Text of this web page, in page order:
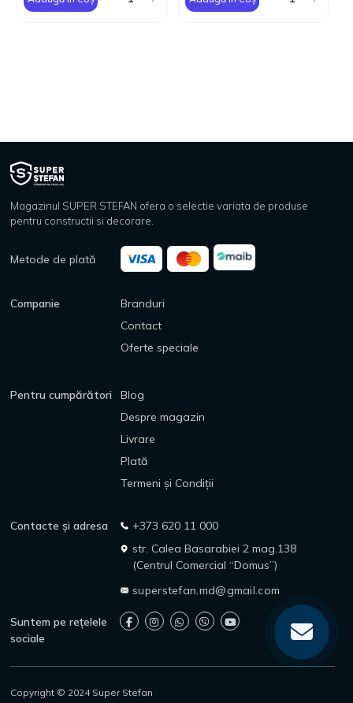
Magazinul SUPER STEFAN ofera o selectie variata de produse
pentru constructii si decorare.
Metode de plată
Companie
Branduri
Contact
Oferte speciale
Pentru cumpărători
Blog
Despre magazin
Livrare
Plată
Termeni și Condiții
Contacte și adresa
+373 620 11 000
str. Calea Basarabiei 2 mag.138
(Centrul Comercial “Domus”)
superstefan.md@gmail.com
Suntem pe rețelele
sociale
Copyright © 2024 Super Stefan